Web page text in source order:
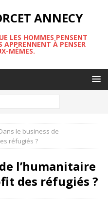
ANNECY
LES HOMMES PENSENT
APPRENNENT À PENSER
MÊMES.
le business de
réfugiés ?
l’humanitaire
des réfugiés ?